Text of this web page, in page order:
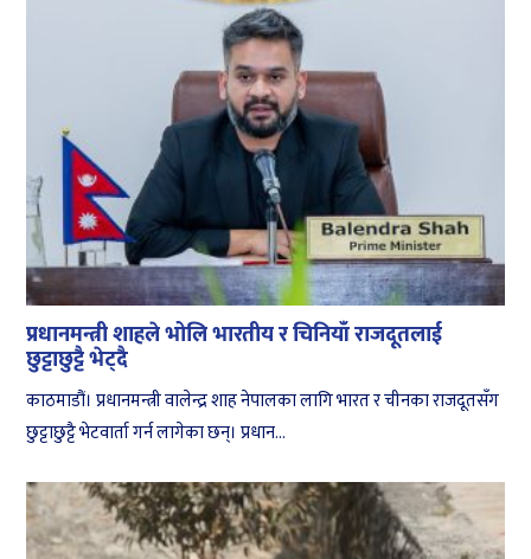
प्रधानमन्त्री शाहले भोलि भारतीय र चिनियाँ राजदूतलाई
छुट्टाछुट्टै भेट्दै
काठमाडौं। प्रधानमन्त्री वालेन्द्र शाह नेपालका लागि भारत र चीनका राजदूतसँग
छुट्टाछुट्टै भेटवार्ता गर्न लागेका छन्। प्रधान...